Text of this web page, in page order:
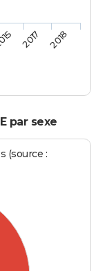
2017 2018
par sexe
(source :